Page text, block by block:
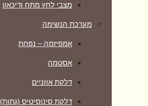
מצבי לחץ מתח ודיכאון
מערכת הנשימה
אמפיזמה – נפחת
אסטמה
דלקת אוזניים
דלקת סינוסיטיס (גתות)